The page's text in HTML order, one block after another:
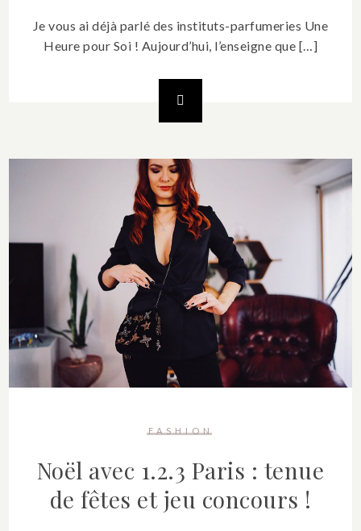
Je vous ai déjà parlé des instituts-parfumeries Une
Heure pour Soi ! Aujourd’hui, l’enseigne que […]
FASHION
Noël avec 1.2.3 Paris : tenue
de fêtes et jeu concours !